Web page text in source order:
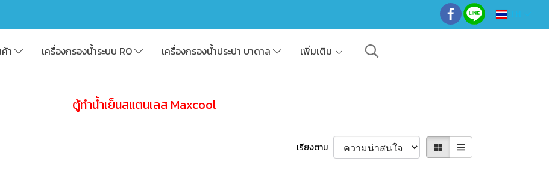
TH
า เครื่องกรองน้ำระบบ RO เครื่องกรองน้ำประปา บาดาล เพิ่มเติม
ตู้ทำน้ำเย็นสแตนเลส Maxcool
เรียงตาม